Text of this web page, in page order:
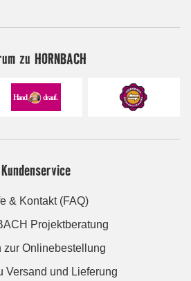
zu HORNBACH
Kundenservice
& Kontakt (FAQ)
Projektberatung
zur Onlinebestellung
Versand und Lieferung